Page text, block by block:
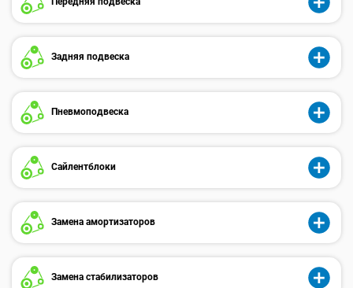
Задняя подвеска
Пневмоподвеска
Сайлентблоки
Замена амортизаторов
Замена стабилизаторов